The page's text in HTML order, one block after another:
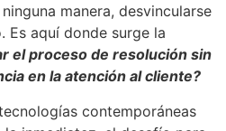
manera, desvincularse
Es aquí donde surge la
el proceso de resolución sin
en la atención al cliente?
contemporáneas